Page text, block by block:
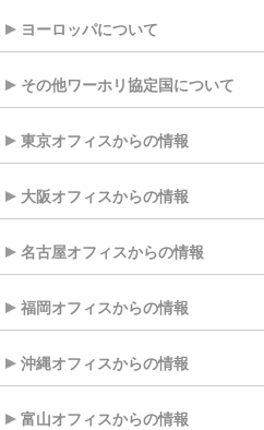
ヨーロッパについて
その他ワーホリ協定国について
東京オフィスからの情報
大阪オフィスからの情報
名古屋オフィスからの情報
福岡オフィスからの情報
沖縄オフィスからの情報
富山オフィスからの情報